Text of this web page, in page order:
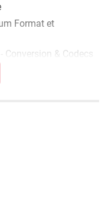
Format et
Conversion & Codecs
lettre excel